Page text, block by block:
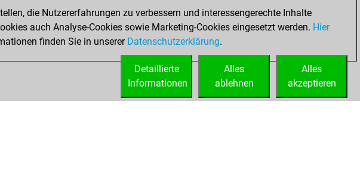
Studies
die Nutzererfahrungen zu verbessern und interessengerechte Inhalte
auch Analyse-Cookies sowie Marketing-Cookies eingesetzt werden. Hier
finden Sie in unserer Datenschutzerklärung.
Alles
akzeptieren
Alles
ablehnen
Detaillierte
Informationen